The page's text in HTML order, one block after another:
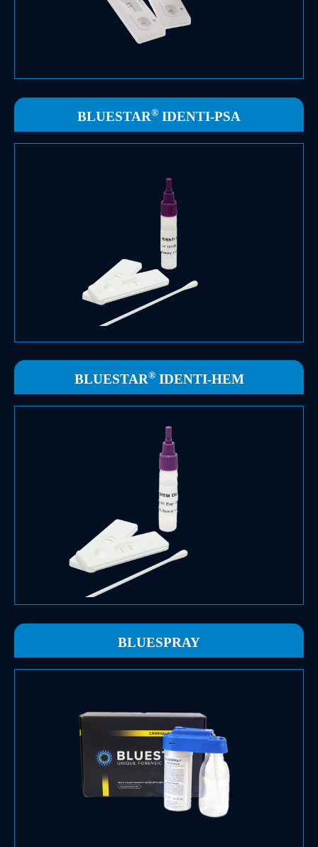
Le complément parfait à BLUESTAR® Forensic.
Un test de dépistage rapide qui permet de
BLUESTAR® IDENTI-PSA
Test rapide qualitatif pour la détection de l’antigène
prostatique spécifique (PSA) à partir de fluides
biologiques tels que le sérum, le plasma ou le sang.
Voir la fiche produit
BLUESTAR®IDENTI-HEM
Test immunochromatographique rapide et qualitatif
pour la détection spécifique de l'hémoglobine
humaine.
Voir la fiche produit
BLUESPRAY
Micro-diffuseur pressurisé pulvérisant des fluides
avec une finesse, une uniformité et une couverture
optimales.
Voir la fiche produit